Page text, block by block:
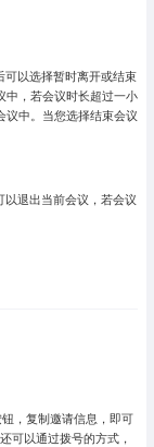
可以选择暂时离开或结束
中，若会议时长超过一小
议中。当您选择结束会议
退出当前会议，若会议
，复制邀请信息，即可
可以通过拨号的方式，